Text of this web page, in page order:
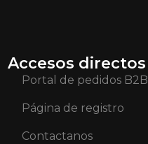
Accesos directos
Portal de pedidos B2B
Página de registro
Contactanos